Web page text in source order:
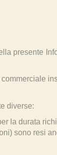
presente
diverse:
la durata
sono resi